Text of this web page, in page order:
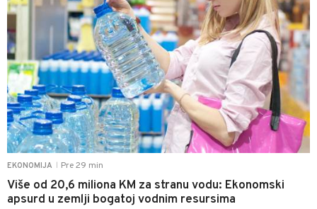
EKONOMIJA Pre 29 min
Više od 20,6 miliona KM za stranu vodu: Ekonomski
apsurd u zemlji bogatoj vodnim resursima